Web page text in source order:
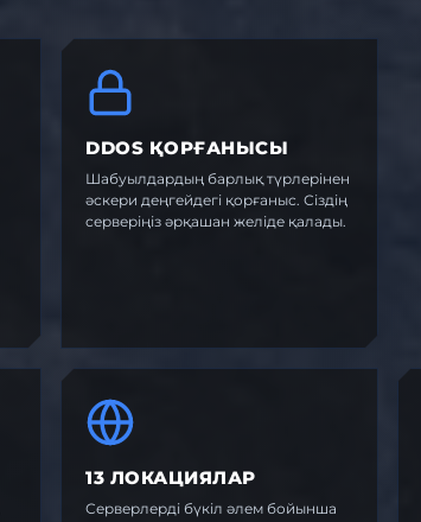
DDOS ҚОРҒАНЫСЫ
Шабуылдардың барлық түрлерінен
әскери деңгейдегі қорғаныс. Сіздің
серверіңіз әрқашан желіде қалады.
13 ЛОКАЦИЯЛАР
Серверлерді бүкіл әлем бойынша